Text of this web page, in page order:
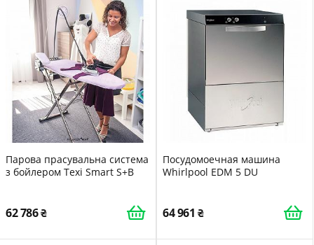
Парова прасувальна система
з бойлером Texi Smart S+B
62 786
Посудомоечная машина
Whirlpool EDM 5 DU
64 961